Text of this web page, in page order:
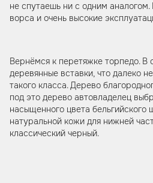
не спутаешь ни с одним аналогом.
ворса и очень высокие
Вернёмся к перетяжке торпедо. В
деревянные вставки, что далеко
такого класса. Дерево
под это дерево автовладелец
насыщенного цвета бельгийского
натуральной кожи для нижней
классический черный.